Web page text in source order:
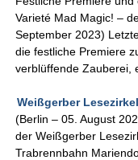
Varieté Mad Magic! –
September 2023)
die festliche Premiere
verblüffende Zauberei,
Weißgerber
(Berlin – 05. August
der Weißgerber
Trabrennbahn